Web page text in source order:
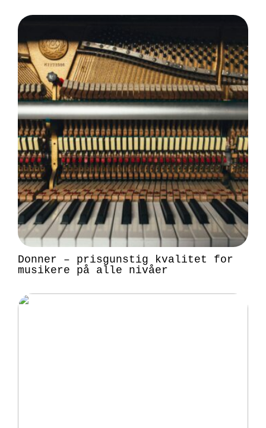
Donner – prisgunstig kvalitet for
musikere på alle nivåer